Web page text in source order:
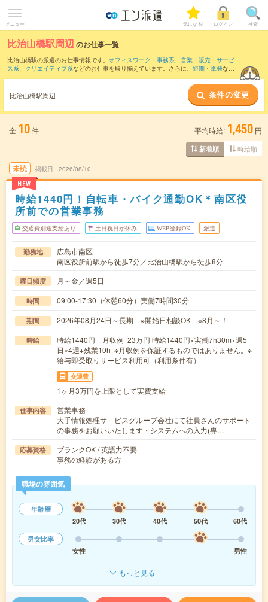
メニュー 気になる! ログイン 検索
比治山橋駅周辺のお仕事一覧
比治山橋駅の派遣のお仕事情報です。 オフィスワーク・事務系、 営業・販売・サービ
ス系、 クリエイティブ系などのお仕事を取り揃えています。さらに、 短期 ・ 単発など
また、広島駅・本通駅 紙屋町西駅
など近隣駅のお仕
事もご確認いただけます。
比治山橋駅周辺 条件の変更
全 10件 平均時給: 1,450 円
新着順 時給順
未読
NEW
掲載日 2026/08/10
時給1440円！自転車・バイク通勤OK＊南区役
所前での営業事務
交通費別途支給あり 土日祝日が休み WEB登録OK 派遣
勤務地
広島市南区
南区役所前駅から徒歩7分／比治山橋駅から徒歩8分
曜日頻度 月～金／週5日
時間 09:00-17:30（休憩60分）実働7時間30分
期間 2026年08月24日～長期 ※開始日相談OK ※8月～！
時給
時給1440円 月収例 23万円 時給1440円×実働7h30m×週5
日×4週+残業10h ※月収例を保証するものではありません。※
給与即受取りサービス利用可（利用条件有）
交通費
1ヶ月3万円を上限として実費支給
仕事内容
営業事務
大手情報処理サ－ビスグループ会社にて社員さんのサポート
の事務をお願いいたします・システムへの入力(専…
応募資格
ブランクOK / 英語力不要
事務の経験がある方
職場の雰囲気
年齢層
20代
30代 40代 50代
60代
男女比率
女性
男性
もっと見る